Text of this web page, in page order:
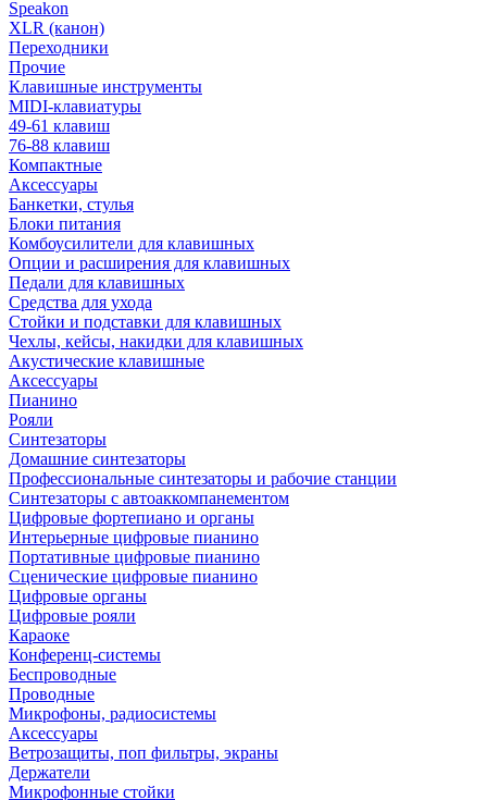
Speakon
XLR (канон)
Переходники
Прочие
Клавишные инструменты
MIDI-клавиатуры
49-61 клавиш
76-88 клавиш
Компактные
Аксессуары
Банкетки, стулья
Блоки питания
Комбоусилители для клавишных
Опции и расширения для клавишных
Педали для клавишных
Средства для ухода
Стойки и подставки для клавишных
Чехлы, кейсы, накидки для клавишных
Акустические клавишные
Аксессуары
Пианино
Рояли
Синтезаторы
Домашние синтезаторы
Профессиональные синтезаторы и рабочие станции
Синтезаторы с автоаккомпанементом
Цифровые фортепиано и органы
Интерьерные цифровые пианино
Портативные цифровые пианино
Сценические цифровые пианино
Цифровые органы
Цифровые рояли
Караоке
Конференц-системы
Беспроводные
Проводные
Микрофоны, радиосистемы
Аксессуары
Ветрозащиты, поп фильтры, экраны
Держатели
Микрофонные стойки